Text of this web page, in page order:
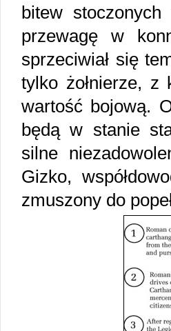
bitew
przewagę w
sprzeciwiał się
tylko żołnierze, z
wartość bojową.
będą w stanie
silne
Gizko,
zmuszony do